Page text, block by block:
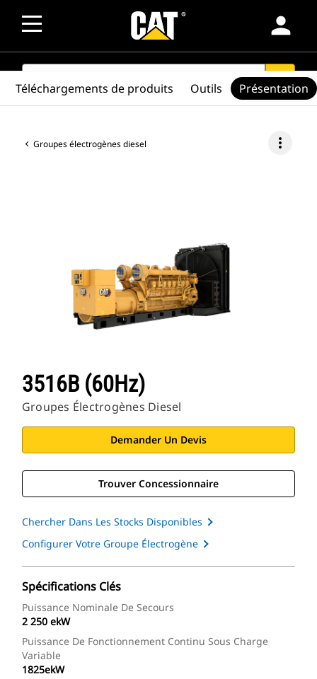
person
SEARCH search
Groupes électrogènes diesel more_vert
3516B (60Hz)
Groupes Électrogènes Diesel
Demander Un Devis
Trouver Concessionnaire
Chercher Dans Les Stocks Disponibles
Configurer Votre Groupe Électrogène
Spécifications Clés
Puissance Nominale De Secours
2 250 ekW
Puissance De Fonctionnement Continu Sous Charge
Variable
1825ekW
Téléchargements de produits Outils Présentation